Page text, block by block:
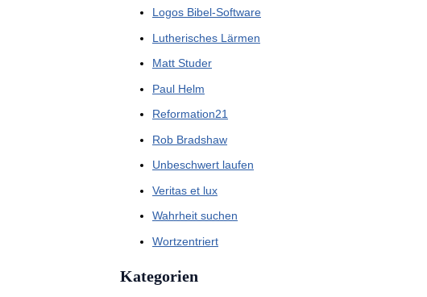
Logos Bibel-Software
Lutherisches Lärmen
Matt Studer
Paul Helm
Reformation21
Rob Bradshaw
Unbeschwert laufen
Veritas et lux
Wahrheit suchen
Wortzentriert
Kategorien